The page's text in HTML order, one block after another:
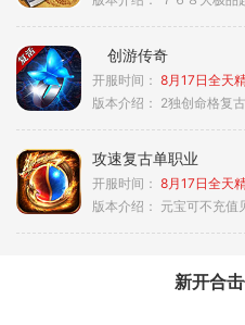
创游传奇
开服时间： 8月17日全天
版本介绍： 2独创命格复
攻速复古单职业
开服时间： 8月17日全天
版本介绍： 元宝可不充值
新开合